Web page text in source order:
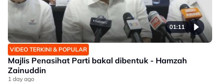
01:11
VIDEO TERKINI & POPULAR
Majlis Penasihat Parti bakal dibentuk - Hamzah
Zainuddin
1 day ago